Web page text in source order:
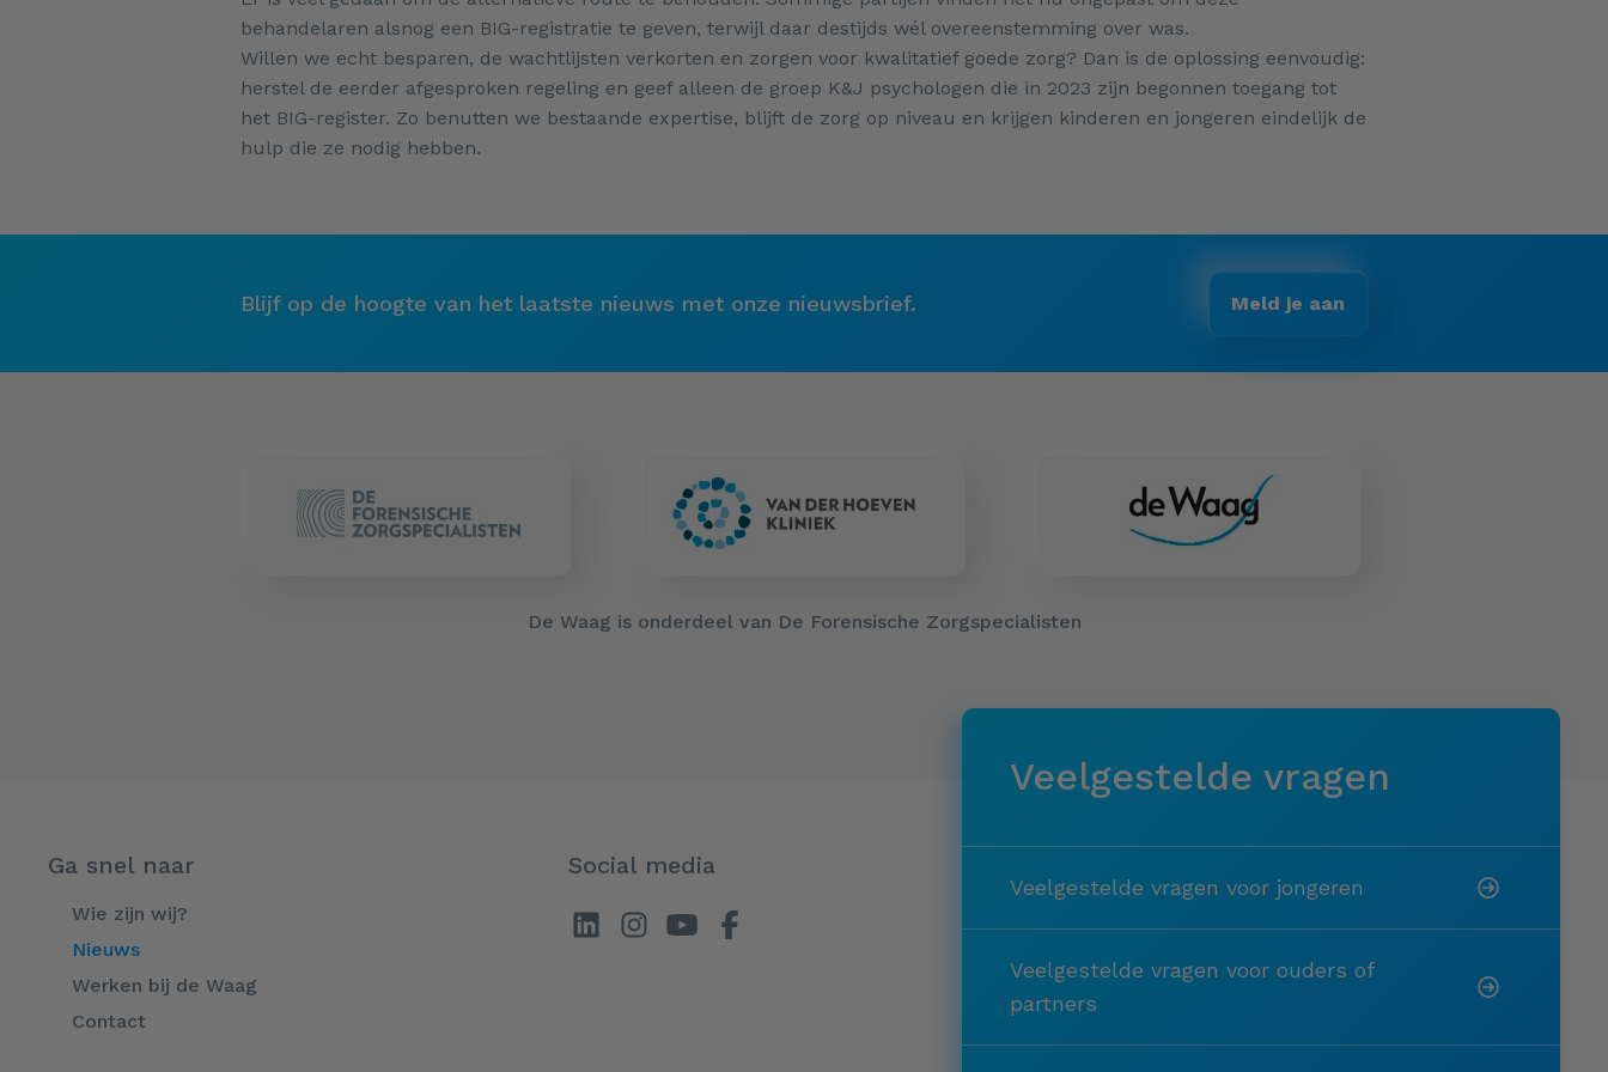
behandelaren alsnog een BIG-registratie te geven, terwijl daar destijds wél overeenstemming over was.
Willen we echt besparen, de wachtlijsten verkorten en zorgen voor kwalitatief goede zorg? Dan is de oplossing eenvoudig:
herstel de eerder afgesproken regeling en geef alleen de groep K&J psychologen die in 2023 zijn begonnen toegang tot
het BIG-register. Zo benutten we bestaande expertise, blijft de zorg op niveau en krijgen kinderen en jongeren eindelijk de
hulp die ze nodig hebben.
Blijf op de hoogte van het laatste nieuws met onze nieuwsbrief. Meld je aan
De Waag is onderdeel van De Forensische Zorgspecialisten
Ga snel naar
Wie zijn wij?
Nieuws
Werken bij de Waag
Contact
Social media
Veelgestelde vragen
Veelgestelde vragen voor jongeren
Veelgestelde vragen voor ouders of
partners